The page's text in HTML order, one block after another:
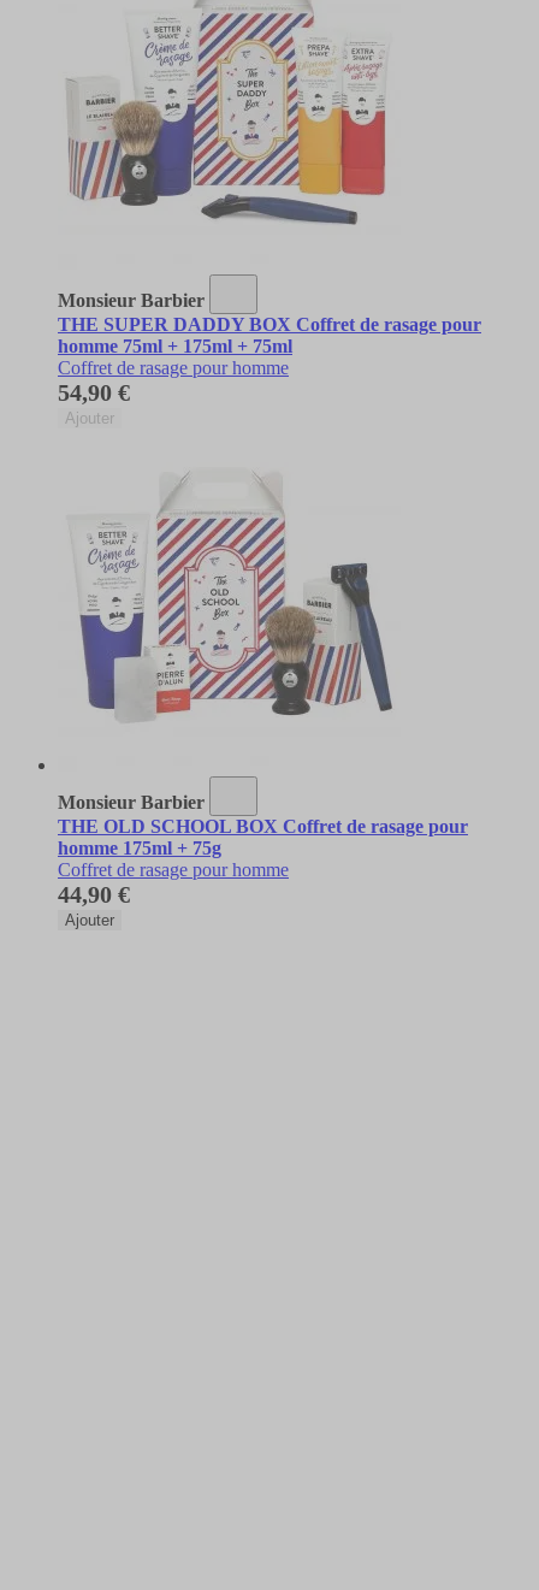
Monsieur Barbier
THE SUPER DADDY BOX Coffret de rasage pour
homme 75ml + 175ml + 75ml
Coffret de rasage pour homme
54,90 €
Ajouter
Monsieur Barbier
THE OLD SCHOOL BOX Coffret de rasage pour
homme 175ml + 75g
Coffret de rasage pour homme
44,90 €
Ajouter